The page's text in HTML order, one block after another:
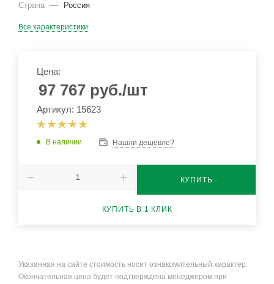
Страна — Россия
Все характеристики
Цена:
97 767 руб./шт
Артикул: 15623
В наличии Нашли дешевле?
КУПИТЬ
КУПИТЬ В 1 КЛИК
Указанная на сайте стоимость носит ознакомительный характер.
Окончательная цена будет подтверждена менеджером при